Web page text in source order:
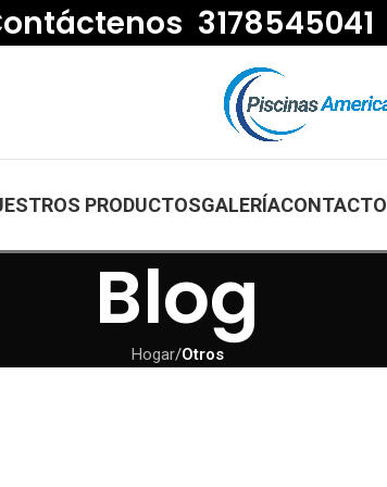
3178545041
PRODUCTOSGALERÍACONTACTO
Blog
Hogar/Otros